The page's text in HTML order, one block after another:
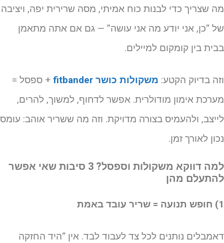
שצריך כדי לבנות כוח אמיתי, מסה שרירית יפה, ויציבה
“כן, אני יודע מה אני עושה” — גם אם אתה מתאמן
בין קומקום למיילים.
בדיוק הקטע: משקולות כושר fitbander
+ ספסל =
אימון מודולרית. אפשר לדחוף, למשוך, להרים,
ולהעמיס בצורה מדויקת. וזה מה ששריר אוהב: עומס
לאורך זמן.
למה דווקא משקולות וספסל? 3 סיבות שאי אפשר
מהן
באמת
נותנים לכל צד לעבוד לבד. אין “היד החזקה